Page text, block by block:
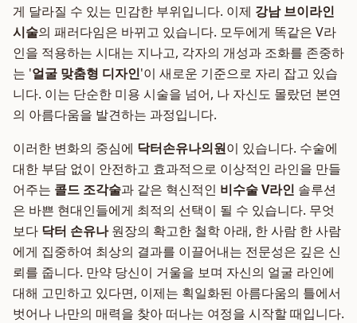
게 달라질 수 있는 민감한 부위입니다. 이제 강남 브이라인
시술의 패러다임은 바뀌고 있습니다. 모두에게 똑같은 V라
인을 적용하는 시대는 지나고, 각자의 개성과 조화를 존중하
는 '얼굴 맞춤형 디자인'이 새로운 기준으로 자리 잡고 있습
니다. 이는 단순한 미용 시술을 넘어, 나 자신도 몰랐던 본연
의 아름다움을 발견하는 과정입니다.
이러한 변화의 중심에 닥터손유나의원이 있습니다. 수술에
대한 부담 없이 안전하고 효과적으로 이상적인 라인을 만들
어주는 콜드 조각술과 같은 혁신적인 비수술 V라인 솔루션
은 바쁜 현대인들에게 최적의 선택이 될 수 있습니다. 무엇
보다 닥터 손유나원장의 확고한 철학 아래, 한 사람 한 사람
에게 집중하여 최상의 결과를 이끌어내는 전문성은 깊은 신
뢰를 줍니다. 만약 당신이 거울을 보며 자신의 얼굴 라인에
대해 고민하고 있다면, 이제는 획일화된 아름다움의 틀에서
벗어나 나만의 매력을 찾아 떠나는 여정을 시작할 때입니다.